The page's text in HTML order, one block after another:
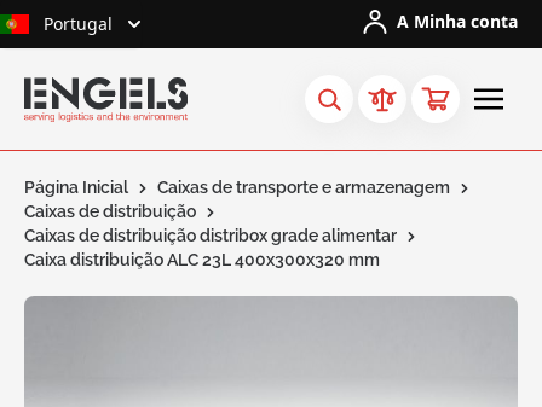
Ir para o Conteúdo
Portugal A Minha conta
Página Inicial
Caixas de transporte e armazenagem
Caixas de distribuição
Caixas de distribuição distribox grade alimentar
Caixa distribuição ALC 23L 400x300x320 mm